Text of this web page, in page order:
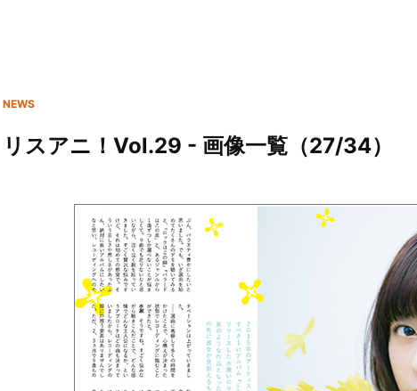
NEWS
リスアニ！Vol.29 - 画像一覧（27/34）